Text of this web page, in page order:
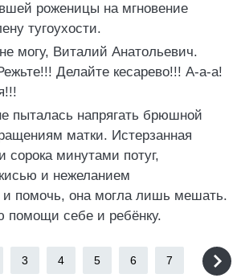
роженицы на мгновение
тугоухости.
могу, Виталий Анатольевич.
Делайте кесарево!!! А-а-а!
пыталась напрягать брюшной
матки. Истерзанная
сорока минутами потуг,
и нежеланием
и помочь, она могла лишь мешать.
помощи себе и ребёнку.
3 4 5 6 7